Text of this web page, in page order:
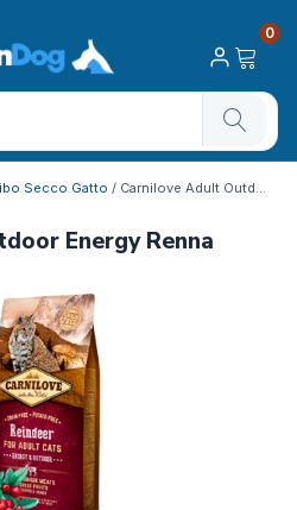
0
Secco Gatto / Carnilove Adult Outdoor Energy Renna
Energy Renna